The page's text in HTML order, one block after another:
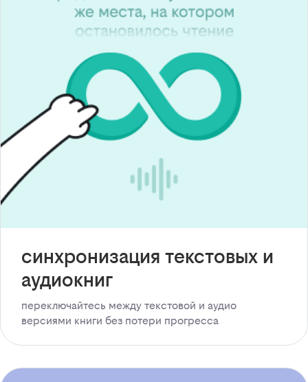
синхронизация текстовых и
аудиокниг
переключайтесь между текстовой и аудио
версиями книги без потери прогресса